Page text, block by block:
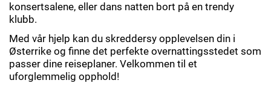
konsertsalene, eller dans natten bort på en trendy
klubb.
Med vår hjelp kan du skreddersy opplevelsen din i
Østerrike og finne det perfekte overnattingsstedet som
passer dine reiseplaner. Velkommen til et
uforglemmelig opphold!